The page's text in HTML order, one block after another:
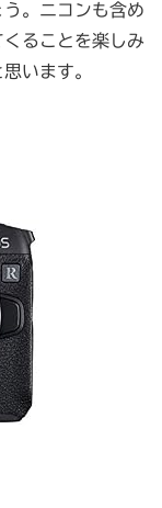
。ニコンも含め
ることを楽しみ
います。